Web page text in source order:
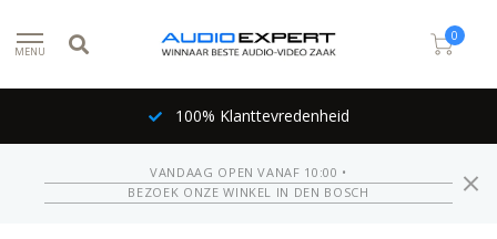
MENU
0
100% Klanttevredenheid
VANDAAG OPEN VANAF 10:00 •
BEZOEK ONZE WINKEL IN DEN BOSCH